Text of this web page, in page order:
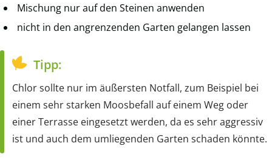
Mischung nur auf den Steinen anwenden
nicht in den angrenzenden Garten gelangen lassen
Tipp:
Chlor sollte nur im äußersten Notfall, zum Beispiel bei
einem sehr starken Moosbefall auf einem Weg oder
einer Terrasse eingesetzt werden, da es sehr aggressiv
ist und auch dem umliegenden Garten schaden könnte.